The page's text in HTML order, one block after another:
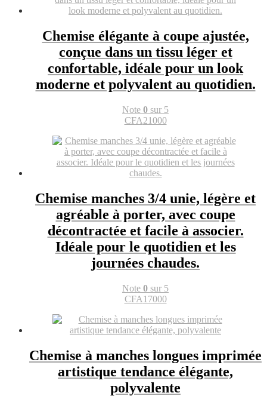
Chemise élégante à coupe ajustée,
conçue dans un tissu léger et
confortable, idéale pour un look
moderne et polyvalent au quotidien.
Note 0 sur 5
CFA21000
Chemise manches 3/4 unie, légère et
agréable à porter, avec coupe
décontractée et facile à associer.
Idéale pour le quotidien et les
journées chaudes.
Note 0 sur 5
CFA 17000
Chemise à manches longues imprimée
artistique tendance élégante,
polyvalente